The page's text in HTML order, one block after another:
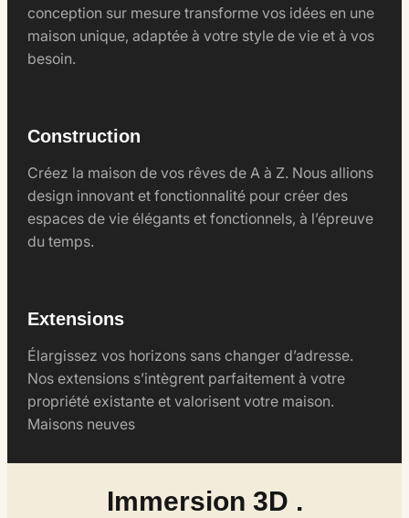
conception sur mesure transforme vos idées en une
maison unique, adaptée à votre style de vie et à vos
besoin.
Construction
Créez la maison de vos rêves de A à Z. Nous allions
design innovant et fonctionnalité pour créer des
espaces de vie élégants et fonctionnels, à l’épreuve
du temps.
Extensions
Élargissez vos horizons sans changer d’adresse.
Nos extensions s’intègrent parfaitement à votre
propriété existante et valorisent votre maison.
Maisons neuves
Immersion 3D .